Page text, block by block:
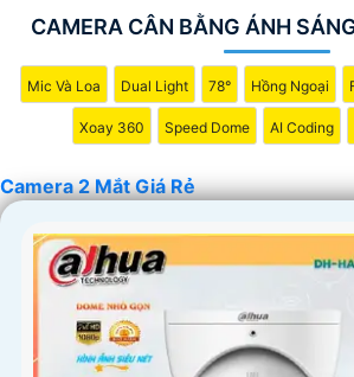
CAMERA CÂN BẰNG ÁNH
Mic Và Loa Dual Light 78° Hồng Ngoại
Xoay 360 Speed Dome AI Coding
Camera 2 Mắt Giá Rẻ